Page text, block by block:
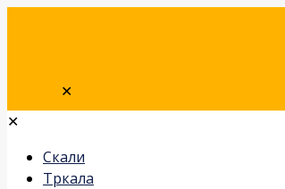
✕
✕
Скали
Тркала